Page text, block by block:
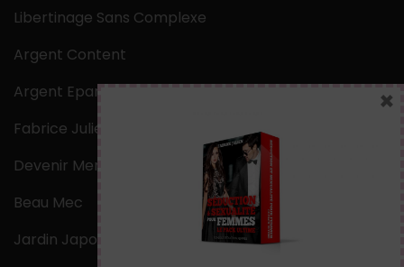
Libertinage Sans Complexe
Argent Content
Argent Epargne
Fabrice Julien
Devenir Mentaliste
Beau Mec
Jardin Japonais Zen
×